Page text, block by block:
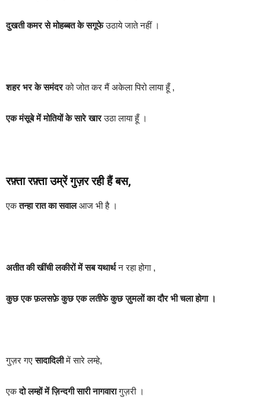
दुखती कमर से मोहब्बत के सगूफेउठाये जाते नहीं ।
शहर भर के समंदरको जोत कर मैं अकेला पिरो लाया हूँ ,
एक मंसूबे में मोतियों के सारे खारउठा लाया हूँ ।
रफ़्ता रफ़्ता उम्रें गुज़र रही हैं बस,
एकतन्हा रात का सवालआज भी है ।
अतीत की खींची लकीरों में सब यथार्थन रहा होगा ,
कुछ एक फ़लसफ़े कुछ एक लतीफे कुछ ज़ुमलों का दौर भी चला होगा ।
गुज़र गएसादादिलीमें सारे लम्हे,
एकदो लम्हों में ज़िन्दगी सारी नागवारागुज़री ।